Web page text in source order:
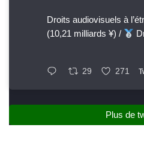
Droits audiovisuels à
(10,21 milliards ¥) /
29 271
Plus de